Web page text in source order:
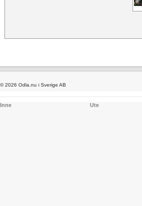
© 2026 Odla.nu i Sverige AB
Inne Ute